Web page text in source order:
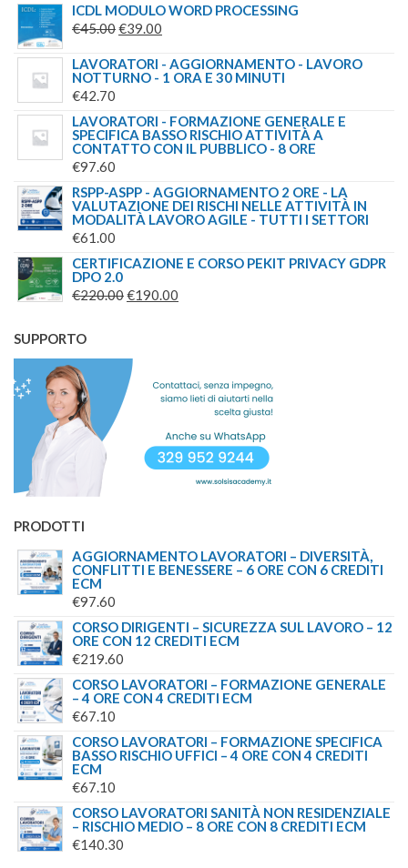
ICDL MODULO WORD PROCESSING
€45.00IL
ORIGINALE
€45.00.
€39.00
ATTUALE
€39.00.
LAVORATORI - AGGIORNAMENTO - LAVORO
NOTTURNO - 1 ORA E 30 MINUTI
€42.70
LAVORATORI - FORMAZIONE GENERALE E
SPECIFICA BASSO RISCHIO ATTIVITÀ A
CONTATTO CON IL PUBBLICO - 8 ORE
€97.60
RSPP-ASPP - AGGIORNAMENTO 2 ORE - LA
VALUTAZIONE DEI RISCHI NELLE ATTIVITÀ IN
MODALITÀ LAVORO AGILE - TUTTI I SETTORI
€61.00
CERTIFICAZIONE E CORSO PEKIT PRIVACY GDPR
DPO 2.0
€220.00IL
ERA:
€220.00.
€190.00
€190.00.
SUPPORTO
PRODOTTI
AGGIORNAMENTO LAVORATORI – DIVERSITÀ,
CONFLITTI E BENESSERE – 6 ORE CON 6 CREDITI
ECM
€97.60
CORSO DIRIGENTI – SICUREZZA SUL LAVORO – 12
ORE CON 12 CREDITI ECM
€219.60
CORSO LAVORATORI – FORMAZIONE GENERALE
– 4 ORE CON 4 CREDITI ECM
€67.10
CORSO LAVORATORI – FORMAZIONE SPECIFICA
BASSO RISCHIO UFFICI – 4 ORE CON 4 CREDITI
ECM
€67.10
CORSO LAVORATORI SANITÀ NON RESIDENZIALE
– RISCHIO MEDIO – 8 ORE CON 8 CREDITI ECM
€140.30